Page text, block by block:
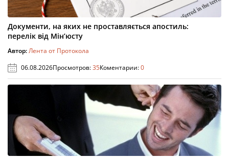
Документи, на яких не проставляється апостиль:
перелік від Мін’юсту
Автор:Лента от Протокола
06.08.2026Просмотров:35Коментарии:0